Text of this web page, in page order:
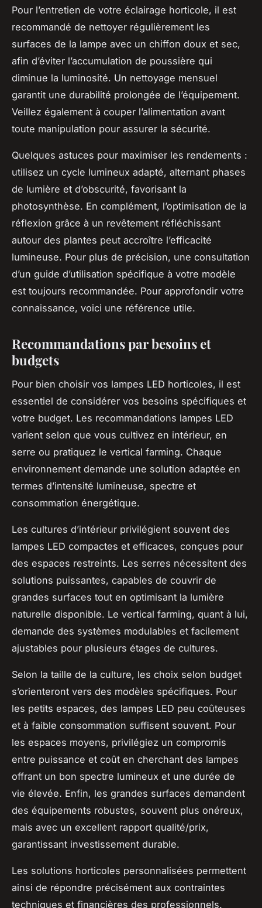
Pour l’entretien de votre éclairage horticole, il est
recommandé de nettoyer régulièrement les
surfaces de la lampe avec un chiffon doux et sec,
afin d’éviter l’accumulation de poussière qui
diminue la luminosité. Un nettoyage mensuel
garantit une durabilité prolongée de l’équipement.
Veillez également à couper l’alimentation avant
toute manipulation pour assurer la sécurité.
Quelques astuces pour maximiser les rendements :
utilisez un cycle lumineux adapté, alternant phases
de lumière et d’obscurité, favorisant la
photosynthèse. En complément, l’optimisation de la
réflexion grâce à un revêtement réfléchissant
autour des plantes peut accroître l’efficacité
lumineuse. Pour plus de précision, une consultation
d’un guide d’utilisation spécifique à votre modèle
est toujours recommandée. Pour approfondir votre
connaissance, voici une référence utile.
Recommandations par besoins et
budgets
Pour bien choisir vos lampes LED horticoles, il est
essentiel de considérer vos besoins spécifiques et
votre budget. Les recommandations lampes LED
varient selon que vous cultivez en intérieur, en
serre ou pratiquez le vertical farming. Chaque
environnement demande une solution adaptée en
termes d’intensité lumineuse, spectre et
consommation énergétique.
Les cultures d’intérieur privilégient souvent des
lampes LED compactes et efficaces, conçues pour
des espaces restreints. Les serres nécessitent des
solutions puissantes, capables de couvrir de
grandes surfaces tout en optimisant la lumière
naturelle disponible. Le vertical farming, quant à lui,
demande des systèmes modulables et facilement
ajustables pour plusieurs étages de cultures.
Selon la taille de la culture, les choix selon budget
s’orienteront vers des modèles spécifiques. Pour
les petits espaces, des lampes LED peu coûteuses
et à faible consommation suffisent souvent. Pour
les espaces moyens, privilégiez un compromis
entre puissance et coût en cherchant des lampes
offrant un bon spectre lumineux et une durée de
vie élevée. Enfin, les grandes surfaces demandent
des équipements robustes, souvent plus onéreux,
mais avec un excellent rapport qualité/prix,
garantissant investissement durable.
Les solutions horticoles personnalisées permettent
ainsi de répondre précisément aux contraintes
techniques et financières des professionnels.